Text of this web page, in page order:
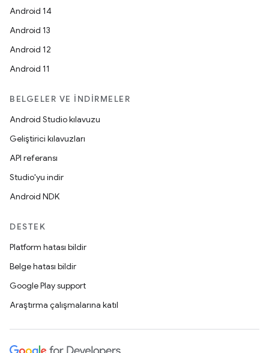
Android 14
Android 13
Android 12
Android 11
BELGELER VE İNDIRMELER
Android Studio kılavuzu
Geliştirici kılavuzları
API referansı
Studio'yu indir
Android NDK
DESTEK
Platform hatası bildir
Belge hatası bildir
Google Play support
Araştırma çalışmalarına katıl